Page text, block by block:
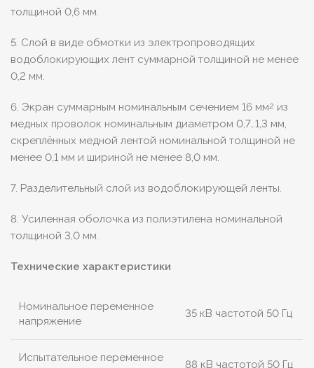
толщиной 0,6 мм.
5. Слой в виде обмотки из электропроводящих
водоблокирующих лент суммарной толщиной не менее
0,2 мм.
6. Экран суммарным номинальным сечением 16 мм2 из
медных проволок номинальным диаметром 0,7…1,3 мм,
скреплённых медной лентой номинальной толщиной не
менее 0,1 мм и шириной не менее 8,0 мм.
7. Разделительный слой из водоблокирующей ленты.
8. Усиленная оболочка из полиэтилена номинальной
толщиной 3,0 мм.
Технические характеристики
Номинальное переменное
напряжение
35 кВ частотой 50 Гц
Испытательное переменное
88 кВ частотой 50 Гц